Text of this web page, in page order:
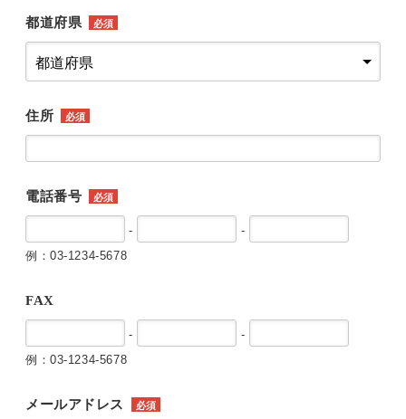
都道府県 必須
住所 必須
電話番号 必須
-
-
例：03-1234-5678
FAX
-
-
例：03-1234-5678
メールアドレス 必須